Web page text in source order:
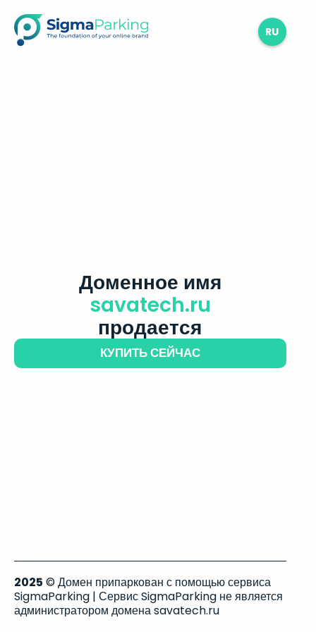
RU
Доменное имя
savatech.ru
продается
КУПИТЬ СЕЙЧАС
2025 © Домен припаркован с помощью сервиса
SigmaParking | Сервис SigmaParking не является
администратором домена savatech.ru